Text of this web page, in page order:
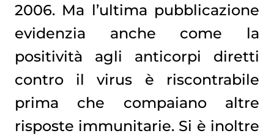
2006. Ma l’ultima pubblicazione
evidenzia anche come la
positività agli anticorpi diretti
contro il virus è riscontrabile
prima che compaiano altre
risposte immunitarie. Si è inoltre